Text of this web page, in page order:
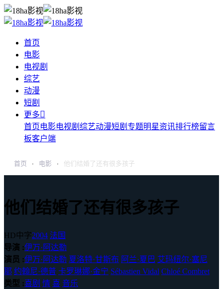
首页
电影
电视剧
综艺
动漫
短剧
更多
首页电影电视剧 综艺动漫短剧 专题明星资讯排行榜留言
板客户端
首页 › 电影 › 他们结婚了还有很多孩子
他们结婚了还有很多孩子
HD中字2004 法国
导演 :伊万·阿达勒
演员 :伊万·阿达勒 夏洛特·甘斯布 阿兰·夏巴 艾玛纽尔·塞尼
耶 约翰尼·德普 卡罗琳娜·金宁 Sébastien Vidal Chloé Combret
类型 :喜剧 情 喜 音乐